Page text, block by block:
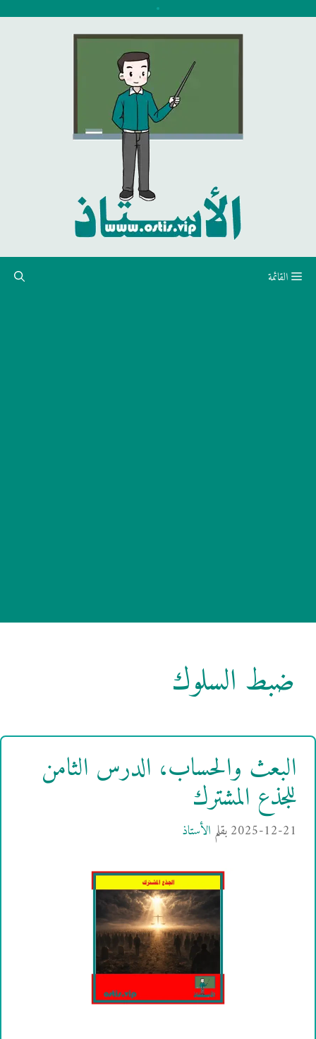
القائمة
ضبط السلوك
البعث والحساب، الدرس الثامن
للجذع المشترك
2025-12-21بقلم الأستاذ